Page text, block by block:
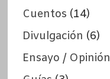
Cuentos (14)
Divulgación (6)
Ensayo / Opinión